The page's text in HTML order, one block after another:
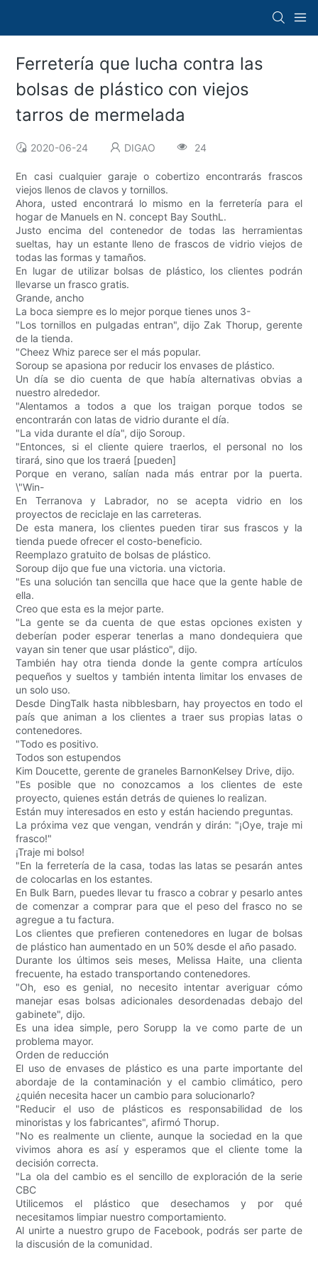
Ferretería que lucha contra las
bolsas de plástico con viejos
tarros de mermelada
2020-06-24 DIGAO 24
En casi cualquier garaje o cobertizo encontrarás frascos
viejos llenos de clavos y tornillos.
Ahora, usted encontrará lo mismo en la ferretería para el
hogar de Manuels en N. concept Bay SouthL.
Justo encima del contenedor de todas las herramientas
sueltas, hay un estante lleno de frascos de vidrio viejos de
todas las formas y tamaños.
En lugar de utilizar bolsas de plástico, los clientes podrán
llevarse un frasco gratis.
Grande, ancho
La boca siempre es lo mejor porque tienes unos 3-
"Los tornillos en pulgadas entran", dijo Zak Thorup, gerente
de la tienda.
"Cheez Whiz parece ser el más popular.
Soroup se apasiona por reducir los envases de plástico.
Un día se dio cuenta de que había alternativas obvias a
nuestro alrededor.
"Alentamos a todos a que los traigan porque todos se
encontrarán con latas de vidrio durante el día.
"La vida durante el día", dijo Soroup.
"Entonces, si el cliente quiere traerlos, el personal no los
tirará, sino que los traerá [pueden]
Porque en verano, salían nada más entrar por la puerta.
\"Win-
En Terranova y Labrador, no se acepta vidrio en los
proyectos de reciclaje en las carreteras.
De esta manera, los clientes pueden tirar sus frascos y la
tienda puede ofrecer el costo-beneficio.
Reemplazo gratuito de bolsas de plástico.
Soroup dijo que fue una victoria. una victoria.
"Es una solución tan sencilla que hace que la gente hable de
ella.
Creo que esta es la mejor parte.
"La gente se da cuenta de que estas opciones existen y
deberían poder esperar tenerlas a mano dondequiera que
vayan sin tener que usar plástico", dijo.
También hay otra tienda donde la gente compra artículos
pequeños y sueltos y también intenta limitar los envases de
un solo uso.
Desde DingTalk hasta nibblesbarn, hay proyectos en todo el
país que animan a los clientes a traer sus propias latas o
contenedores.
"Todo es positivo.
Todos son estupendos
Kim Doucette, gerente de graneles BarnonKelsey Drive, dijo.
"Es posible que no conozcamos a los clientes de este
proyecto, quienes están detrás de quienes lo realizan.
Están muy interesados ​​en esto y están haciendo preguntas.
La próxima vez que vengan, vendrán y dirán: "¡Oye, traje mi
frasco!"
¡Traje mi bolso!
"En la ferretería de la casa, todas las latas se pesarán antes
de colocarlas en los estantes.
En Bulk Barn, puedes llevar tu frasco a cobrar y pesarlo antes
de comenzar a comprar para que el peso del frasco no se
agregue a tu factura.
Los clientes que prefieren contenedores en lugar de bolsas
de plástico han aumentado en un 50% desde el año pasado.
Durante los últimos seis meses, Melissa Haite, una clienta
frecuente, ha estado transportando contenedores.
"Oh, eso es genial, no necesito intentar averiguar cómo
manejar esas bolsas adicionales desordenadas debajo del
gabinete", dijo.
Es una idea simple, pero Sorupp la ve como parte de un
problema mayor.
Orden de reducción
El uso de envases de plástico es una parte importante del
abordaje de la contaminación y el cambio climático, pero
¿quién necesita hacer un cambio para solucionarlo?
"Reducir el uso de plásticos es responsabilidad de los
minoristas y los fabricantes", afirmó Thorup.
"No es realmente un cliente, aunque la sociedad en la que
vivimos ahora es así y esperamos que el cliente tome la
decisión correcta.
"La ola del cambio es el sencillo de exploración de la serie
CBC
Utilicemos el plástico que desechamos y por qué
necesitamos limpiar nuestro comportamiento.
Al unirte a nuestro grupo de Facebook, podrás ser parte de
la discusión de la comunidad.